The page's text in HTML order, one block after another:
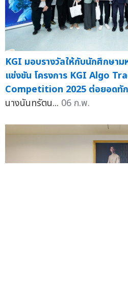
KGI มอบรางวัลให้กับนักศึกษาม
แข่งขัน โครงการ KGI Algo
Competition 2025 ต่อยอดทั
นางนันทรัตน... 06 ก.พ.